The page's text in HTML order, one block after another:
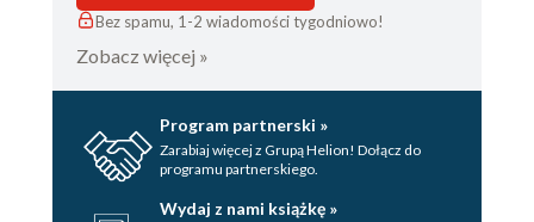
Bez spamu, 1-2 wiadomości tygodniowo!
Zobacz więcej »
Program partnerski »
Zarabiaj więcej z Grupą Helion! Dołącz do
programu partnerskiego.
Wydaj z nami książkę »